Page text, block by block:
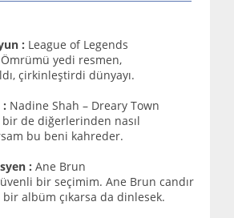
: League of Legends
yedi resmen,
çirkinleştirdi dünyayı.
: Nadine Shah – Dreary Town
bir de diğerlerinden nasıl
bu beni kahreder.
: Ane Brun
bir seçimim. Ane Brun candır
albüm çıkarsa da dinlesek.